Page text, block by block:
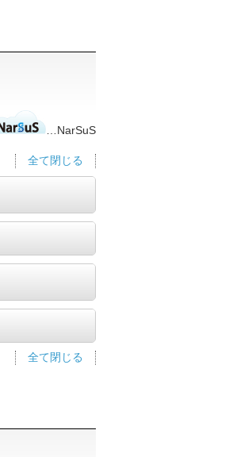
…NarSuS
全て閉じる
全て閉じる